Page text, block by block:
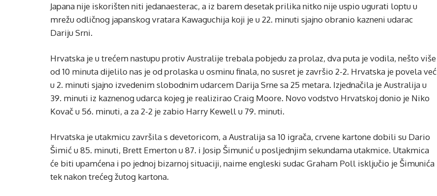
Japana nije iskorišten niti jedanaesterac, a iz barem desetak prilika nitko nije uspio ugurati loptu u
mrežu odličnog japanskog vratara Kawaguchija koji je u 22. minuti sjajno obranio kazneni udarac
Dariju Srni.
Hrvatska je u trećem nastupu protiv Australije trebala pobjedu za prolaz, dva puta je vodila, nešto više
od 10 minuta dijelilo nas je od prolaska u osminu finala, no susret je završio 2-2. Hrvatska je povela već
u 2. minuti sjajno izvedenim slobodnim udarcem Darija Srne sa 25 metara. Izjednačila je Australija u
39. minuti iz kaznenog udarca kojeg je realizirao Craig Moore. Novo vodstvo Hrvatskoj donio je Niko
Kovač u 56. minuti, a za 2-2 je zabio Harry Kewell u 79. minuti.
Hrvatska je utakmicu završila s devetoricom, a Australija sa 10 igrača, crvene kartone dobili su Dario
Šimić u 85. minuti, Brett Emerton u 87. i Josip Šimunić u posljednjim sekundama utakmice. Utakmica
će biti upamćena i po jednoj bizarnoj situaciji, naime engleski sudac Graham Poll isključio je Šimunića
tek nakon trećeg žutog kartona.